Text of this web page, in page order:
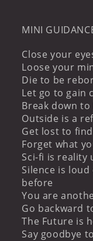
MINI
Close your
Loose your
Die to be
Let go to gain
Break down to
Outside is a
Get lost to
Forget what
Sci-fi is reality
Silence is
before
You are
Go backward
The Future is
Say goodbye